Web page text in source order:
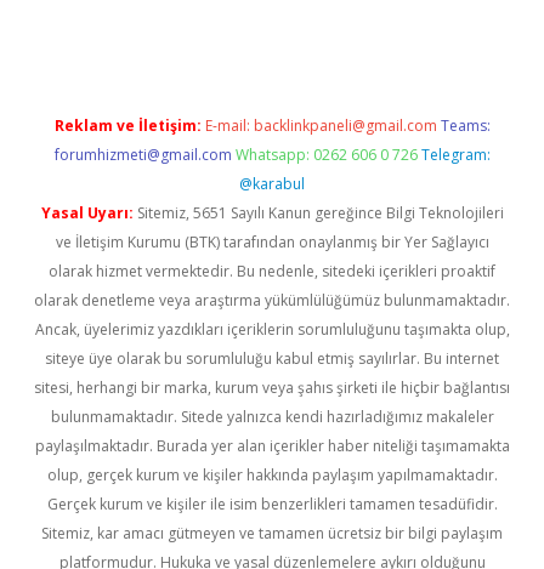
Reklam ve İletişim: E-mail: backlinkpaneli@gmail.com Teams:
forumhizmeti@gmail.com Whatsapp: 0262 606 0 726 Telegram:
@karabul
Yasal Uyarı: Sitemiz, 5651 Sayılı Kanun gereğince Bilgi Teknolojileri
ve İletişim Kurumu (BTK) tarafından onaylanmış bir Yer Sağlayıcı
olarak hizmet vermektedir. Bu nedenle, sitedeki içerikleri proaktif
olarak denetleme veya araştırma yükümlülüğümüz bulunmamaktadır.
Ancak, üyelerimiz yazdıkları içeriklerin sorumluluğunu taşımakta olup,
siteye üye olarak bu sorumluluğu kabul etmiş sayılırlar. Bu internet
sitesi, herhangi bir marka, kurum veya şahıs şirketi ile hiçbir bağlantısı
bulunmamaktadır. Sitede yalnızca kendi hazırladığımız makaleler
paylaşılmaktadır. Burada yer alan içerikler haber niteliği taşımamakta
olup, gerçek kurum ve kişiler hakkında paylaşım yapılmamaktadır.
Gerçek kurum ve kişiler ile isim benzerlikleri tamamen tesadüfidir.
Sitemiz, kar amacı gütmeyen ve tamamen ücretsiz bir bilgi paylaşım
platformudur. Hukuka ve yasal düzenlemelere aykırı olduğunu